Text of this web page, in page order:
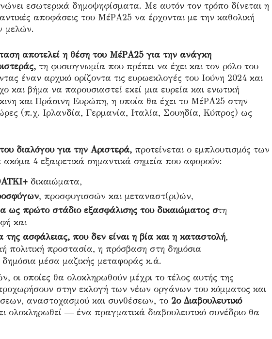
εσωτερικά δημοψηφίσματα. Με αυτόν τον τρόπο δίνεται η
αποφάσεις του ΜέΡΑ25 να έρχονται με την καθολική
μελών.
αποτελεί η θέση του ΜέΡΑ25 για την ανάγκη
τη φυσιογνωμία που πρέπει να έχει και τον ρόλο του
έναν αρχικό ορίζοντα τις ευρωεκλογές του Ιούνη 2024 και
και βήμα να παρουσιαστεί εκεί μια ευρεία και ενωτική
και Πράσινη Ευρώπη, η οποία θα έχει το ΜέΡΑ25 στην
(π.χ. Ιρλανδία, Γερμανία, Ιταλία, Σουηδία, Κύπρος) ως
διαλόγου για την Αριστερά, προτείνεται ο εμπλουτισμός των
ακόμα 4 εξαιρετικά σημαντικά σημεία που αφορούν:
δικαιώματα,
, προσφυγισσών και μεταναστ(ρι)ών,
ως πρώτο στάδιο εξασφάλισης του δικαιώματος στη
και
της ασφάλειας, που δεν είναι η βία και η καταστολή,
πολιτική προστασία, η πρόσβαση στη δημόσια
μέσα μαζικής μεταφοράς κ.ά.
οι οποίες θα ολοκληρωθούν μέχρι το τέλος αυτής της
στην εκλογή των νέων οργάνων του κόμματος και
αναστοχασμού και συνθέσεων, το 2ο Διαβουλευτικό
ολοκληρωθεί — ένα πραγματικά διαβουλευτικό συνέδριο θα